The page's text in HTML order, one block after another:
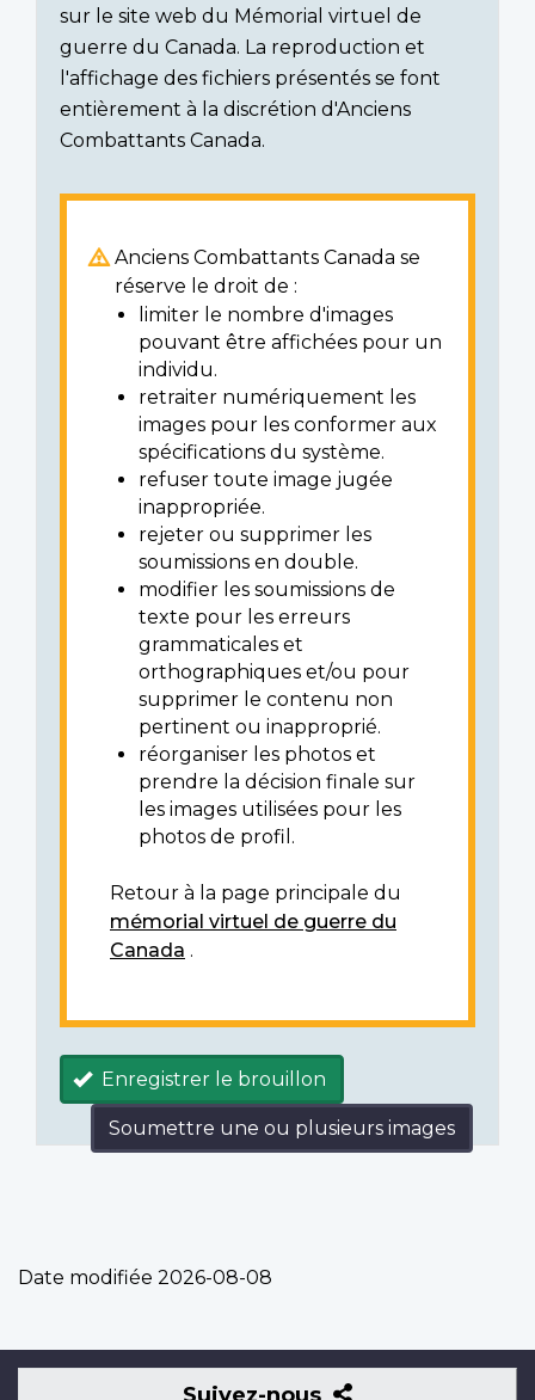
sur le site web du Mémorial virtuel de
guerre du Canada. La reproduction et
l'affichage des fichiers présentés se font
entièrement à la discrétion d'Anciens
Combattants Canada.
Anciens Combattants Canada se
réserve le droit de :
limiter le nombre d'images
pouvant être affichées pour un
individu.
retraiter numériquement les
images pour les conformer aux
spécifications du système.
refuser toute image jugée
inappropriée.
rejeter ou supprimer les
soumissions en double.
modifier les soumissions de
texte pour les erreurs
grammaticales et
orthographiques et/ou pour
supprimer le contenu non
pertinent ou inapproprié.
réorganiser les photos et
prendre la décision finale sur
les images utilisées pour les
photos de profil.
Retour à la page principale du
mémorial virtuel de guerre du
Canada .
Enregistrer le brouillon
Soumettre une ou plusieurs images
Date modifiée 2026-08-08
Suivez-